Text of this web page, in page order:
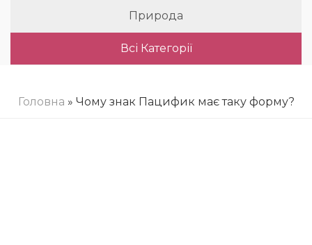
Природа
Всі Категорії
Головна » Чому знак Пацифик має таку форму?